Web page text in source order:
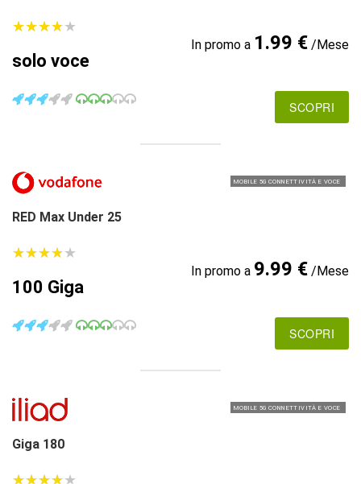
★★★★★
★★★★★
solo voce
In promo a 1.99 €/Mese
SCOPRI
MOBILE 5G CONNETTIVITÀ E VOCE
RED Max Under 25
★★★★★
★★★★★
100 Giga
In promo a 9.99 €/Mese
SCOPRI
MOBILE 5G CONNETTIVITÀ E VOCE
Giga 180
★★★★★
★★★★★